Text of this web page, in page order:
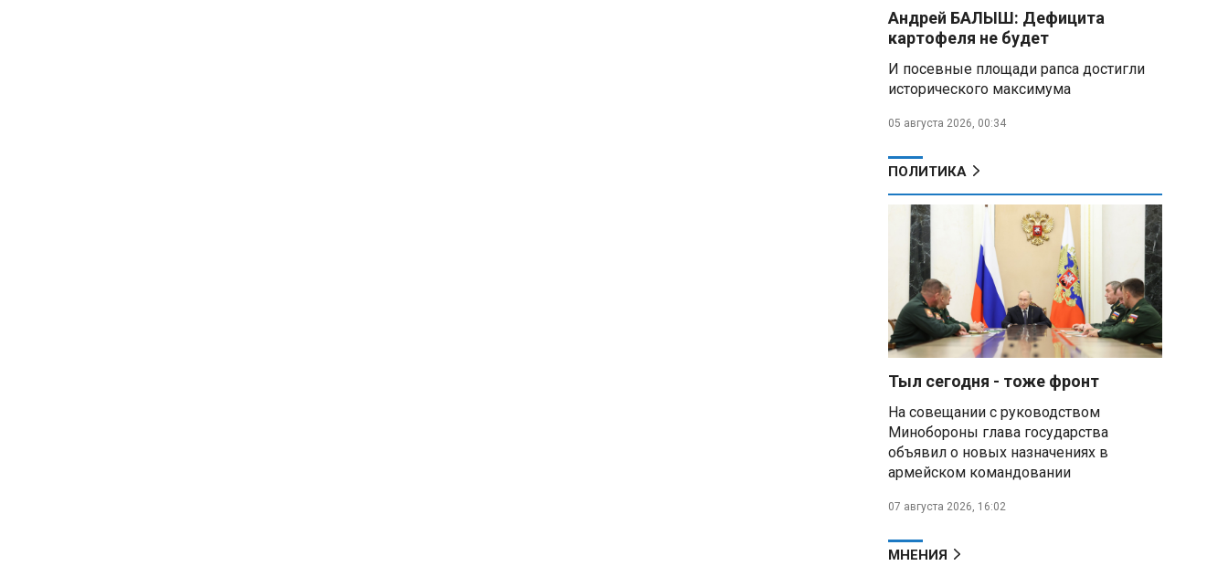
Алесандр Лукашенко назвал
работу сельской торговли
возмутился «просрочкой и
тухлятиной»
Владимир Путин обсудил с
меры по защите инфраструктуры
Минобороны РФ: «Искандер»
уничтожил эшелон с техникой
ВСУ в Днепропетровской
области
Главы правительств ЕАЭС
подписали три соглашения по
e‑торговле, биржевому рынку и
ученым званиям
Александр Лукашенко:
Хотите «собирать сливки» в
городах — отвечайте и за
отдалённые деревни
Минобороны РФ: установлен
Харьковской области
Андрей БАЛЫШ: Дефицита
картофеля не будет
И посевные площади рапса достигли
исторического максимума
05 августа 2026, 00:34
ПОЛИТИКА
Тыл сегодня - тоже фронт
На совещании с руководством
Минобороны глава государства
объявил о новых назначениях в
армейском командовании
07 августа 2026, 16:02
МНЕНИЯ